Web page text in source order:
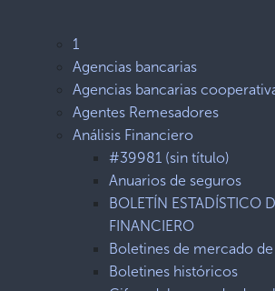
1
Agencias bancarias
Agencias bancarias
Agentes Remesadores
Análisis Financiero
#39981 (sin título)
Anuarios de seguros
BOLETÍN ESTADÍSTICO
FINANCIERO
Boletines de mercado
Boletines históricos